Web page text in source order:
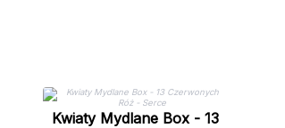
Kwiaty Mydlane Box - 13